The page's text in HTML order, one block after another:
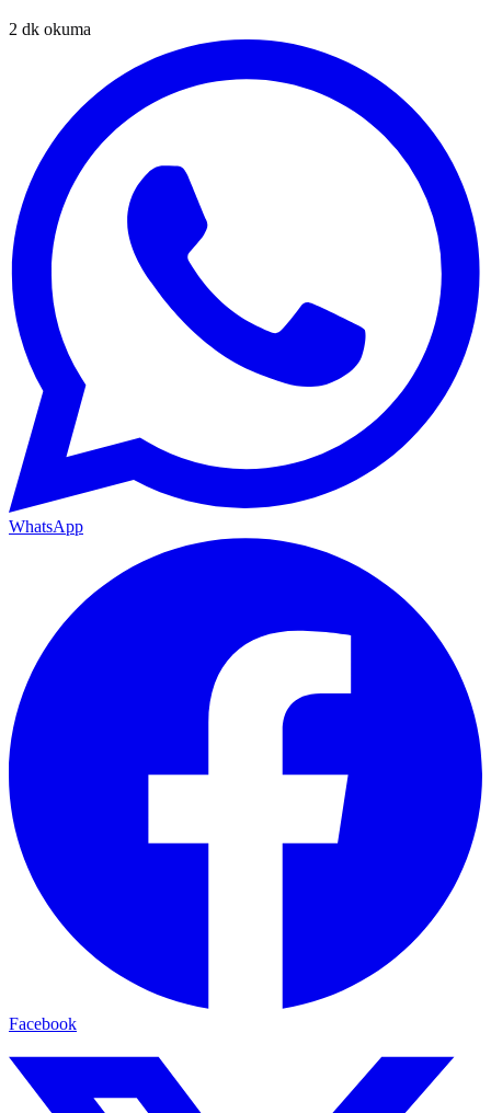
2 dk okuma
WhatsApp
Facebook